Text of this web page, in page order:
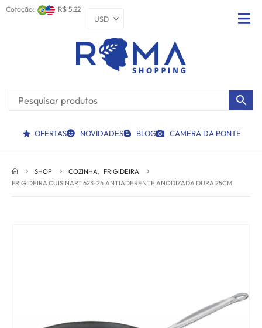
Cotação: R$ 5.22
OFERTAS NOVIDADES BLOG CAMERA DA PONTE
SHOP COZINHA, FRIGIDEIRA
FRIGIDEIRA CUISINART 623-24 ANTIADERENTE ANODIZADA DURA 25CM